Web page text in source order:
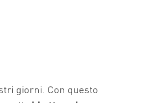
giorni. Con questo